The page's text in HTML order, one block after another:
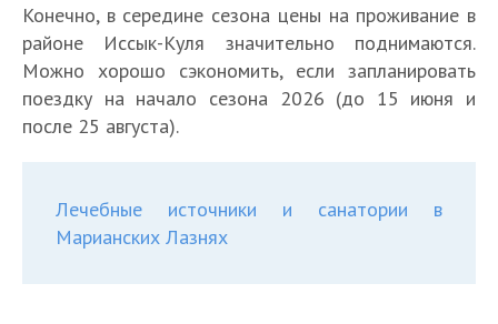
Конечно, в середине сезона цены на проживание в
районе Иссык-Куля значительно поднимаются.
Можно хорошо сэкономить, если запланировать
поездку на начало сезона 2026 (до 15 июня и
после 25 августа).
Лечебные источники и санатории в
Марианских Лазнях